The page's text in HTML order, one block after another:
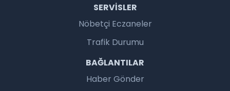
SERVISLER
Nöbetçi Eczaneler
Trafik Durumu
BAĞLANTILAR
Haber Gönder